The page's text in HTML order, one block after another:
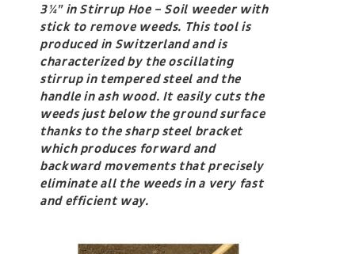
3¼” in Stirrup Hoe – Soil weeder with
stick to remove weeds. This tool is
produced in Switzerland and is
characterized by the oscillating
stirrup in tempered steel and the
handle in ash wood. It easily cuts the
weeds just below the ground surface
thanks to the sharp steel bracket
which produces forward and
backward movements that precisely
eliminate all the weeds in a very fast
and efficient way.